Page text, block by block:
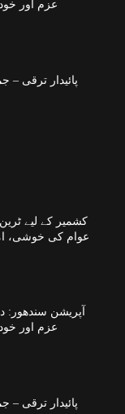
عزم اور
پائیدار ترقی
کشمیر کے لیے
عوام کی خوشی،
آپریشن سندھور:
عزم اور
پائیدار ترقی